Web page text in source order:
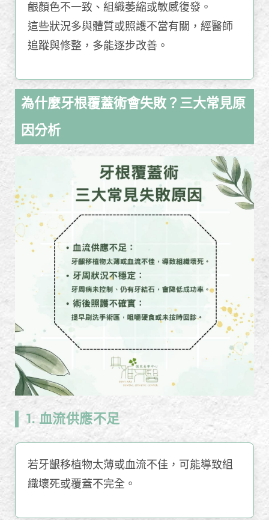
齦顏色不一致、組織萎縮或敏感復發。
這些狀況多與體質或照護不當有關，經醫師
追蹤與修整，多能逐步改善。
為什麼牙根覆蓋術會失敗？三大常見原
因分析
1. 血流供應不足
若牙齦移植物太薄或血流不佳，可能導致組
織壞死或覆蓋不完全。